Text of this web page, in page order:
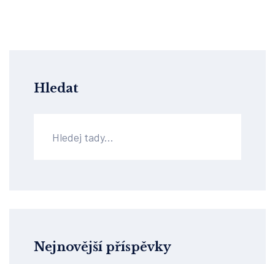
Hledat
Nejnovější příspěvky